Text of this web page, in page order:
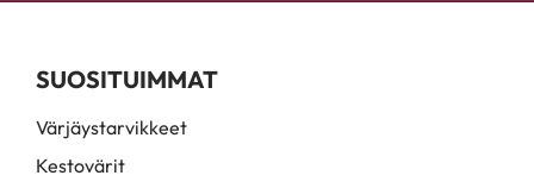
SUOSITUIMMAT
Värjäystarvikkeet
Kestovärit